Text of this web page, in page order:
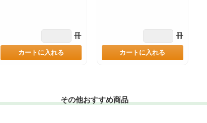
冊
カートに入れる
冊
カートに入れる
その他おすすめ商品